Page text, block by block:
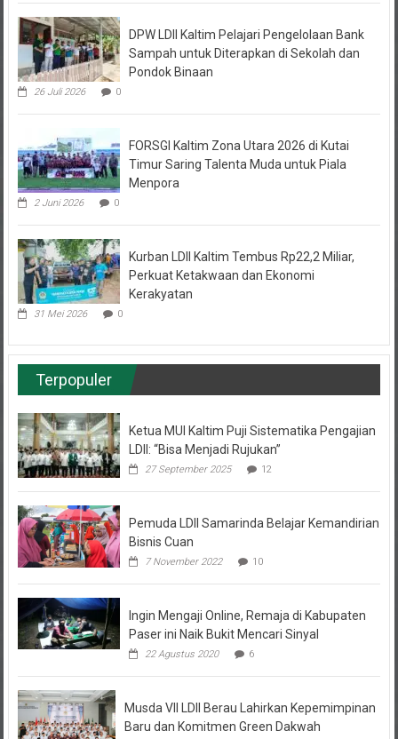
DPW LDII Kaltim Pelajari Pengelolaan Bank
Sampah untuk Diterapkan di Sekolah dan
Pondok Binaan
26 Juli 2026 0
FORSGI Kaltim Zona Utara 2026 di Kutai
Timur Saring Talenta Muda untuk Piala
Menpora
2 Juni 2026 0
Kurban LDII Kaltim Tembus Rp22,2 Miliar,
Perkuat Ketakwaan dan Ekonomi
Kerakyatan
31 Mei 2026 0
Terpopuler
Ketua MUI Kaltim Puji Sistematika Pengajian
LDII: “Bisa Menjadi Rujukan”
27 September 2025 12
Pemuda LDII Samarinda Belajar Kemandirian
Bisnis Cuan
7 November 2022 10
Ingin Mengaji Online, Remaja di Kabupaten
Paser ini Naik Bukit Mencari Sinyal
22 Agustus 2020 6
Musda VII LDII Berau Lahirkan Kepemimpinan
Baru dan Komitmen Green Dakwah